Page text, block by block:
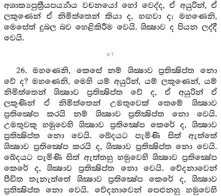
අශාක්‍යපුත්‍රීයපර්‍ය්‍යාය වචනයෝ හෝ වෙද්ද, ඒ අයුරින්, ඒ
ලකුණෙන් ඒ නිමිත්තෙන් කියා ද, හඟවා ද; මහණෙනි,
මෙසේත් දුබල බව හෙළිකිරීම වෙයි. ශික්‍ෂාව ද පියන ලද්දී
වෙයි.
67
26. මහණෙනි, කෙසේ නම් ශික්‍ෂාව ප්‍රතික්‍ෂිප්ත නො
වේ ද? මහණෙනි, මෙහි යම් අයුරින්, යම් ලකුණෙන්, යම්
නිමිත්තෙන් ශික්‍ෂාව ප්‍රතික්‍ෂිප්ත වේ ද, ඒ අයුරින් ඒ
ලකුණින් ඒ නිමිත්තෙන් උමතුවෙක් තෙමේ ශික්‍ෂාව
ප්‍රතික්‍ෂේප කරයි නම් ශික්‍ෂාව ප්‍රතික්‍ෂිප්ත නො වෙයි.
උමතුවකු හමුවෙහි ශික්‍ෂාව ප්‍රතික්‍ෂේප කෙරේ ද, ශික්‍ෂාව
ප්‍රතික්‍ෂිප්ත නො වෙයි. ඛේදයට පැමිණි සිත් ඇත්තේ
ශික්‍ෂාව ප්‍රතික්‍ෂේප කරයි ද, ශික්‍ෂාව ප්‍රතික්‍ෂිප්ත නො වෙයි.
ඛේදයට පැමිණි සිත් ඇත්තහු හමුවෙහි ශික්‍ෂාව ප්‍රතික්‍ෂේප
කෙරේ ද, ශික්‍ෂාව ප්‍රතික්‍ෂිප්ත නො වෙයි. වේදනාවෙන්
පීඩිත තැනැත්තේ ශික්‍ෂාව ප්‍රතික්‍ෂේප කෙරේ ද, ශික්‍ෂාව
ප්‍රතික්‍ෂිප්ත නො වෙයි. වේදනාවෙන් පෙළුනහු හමුවෙහි